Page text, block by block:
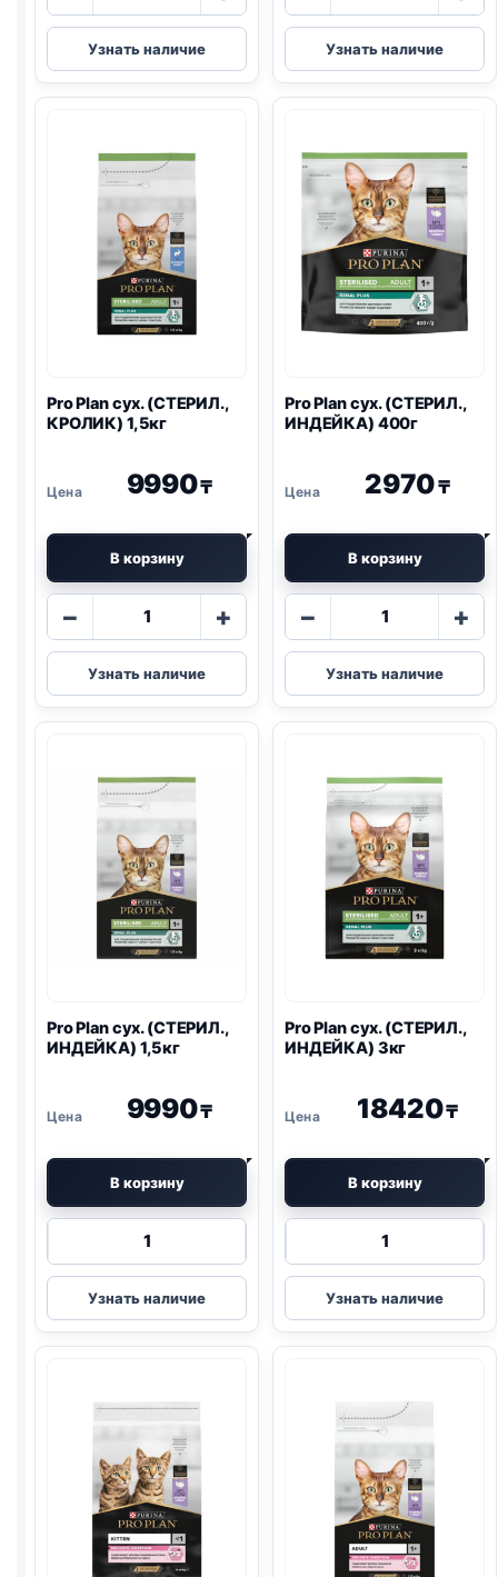
Pro
Plan
сух.
1,5кг
Узнать наличие
Pro
Plan
сух.
400г
Узнать наличие
Pro Planсух. (СТЕРИЛ.,
КРОЛИК) 1,5кг
9990₸
В корзину
−
Количество
Pro
Plan
сух.
1,5кг
+
Узнать наличие
Pro Planсух. (СТЕРИЛ.,
ИНДЕЙКА) 400г
2970₸
В корзину
−
Количество
Pro
Plan
сух.
400г
+
Узнать наличие
Pro Planсух. (СТЕРИЛ.,
ИНДЕЙКА) 1,5кг
9990₸
В корзину
Количество
Pro
Plan
сух.
1,5кг
Узнать наличие
Pro Planсух. (СТЕРИЛ.,
ИНДЕЙКА) 3кг
18420₸
В корзину
Количество
Pro
Plan
сух.
3кг
Узнать наличие